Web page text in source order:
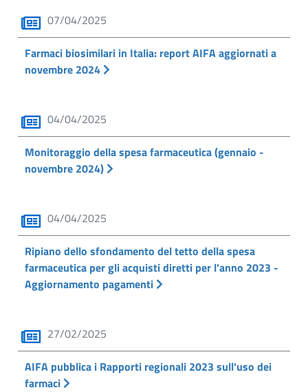
07/04/2025
Farmaci biosimilari in Italia: report AIFA aggiornati a
novembre 2024
04/04/2025
Monitoraggio della spesa farmaceutica (gennaio -
novembre 2024)
04/04/2025
Ripiano dello sfondamento del tetto della spesa
farmaceutica per gli acquisti diretti per l'anno 2023 -
Aggiornamento pagamenti
27/02/2025
AIFA pubblica i Rapporti regionali 2023 sull'uso dei
farmaci